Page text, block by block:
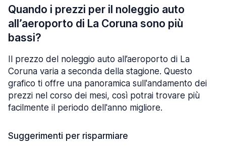
Quando i prezzi per il noleggio auto
all’aeroporto di La Coruna sono più
bassi?
Il prezzo del noleggio auto all’aeroporto di La
Coruna varia a seconda della stagione. Questo
grafico ti offre una panoramica sull'andamento dei
prezzi nel corso dei mesi, così potrai trovare più
facilmente il periodo dell'anno migliore.
Suggerimenti per risparmiare